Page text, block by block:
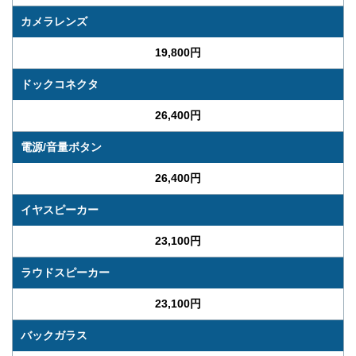
カメラレンズ
19,800円
ドックコネクタ
26,400円
電源/音量ボタン
26,400円
イヤスピーカー
23,100円
ラウドスピーカー
23,100円
バックガラス